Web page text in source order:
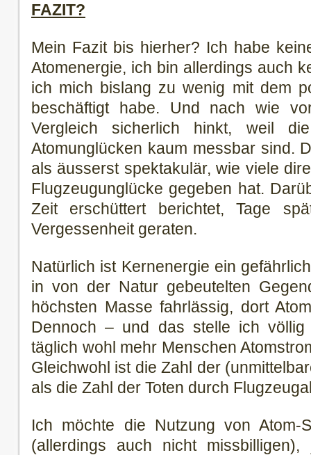
FAZIT?
Mein Fazit bis hierher? Ich habe
Atomenergie, ich bin allerdings auch
ich mich bislang zu wenig mit dem
beschäftigt habe. Und nach wie
Vergleich sicherlich hinkt, weil
Atomunglücken kaum messbar sind.
als äusserst spektakulär, wie viele
Flugzeugunglücke gegeben hat.
Zeit erschüttert berichtet, Tage
Vergessenheit geraten.
Natürlich ist Kernenergie ein
in von der Natur gebeutelten
höchsten Masse fahrlässig, dort
Dennoch – und das stelle ich
täglich wohl mehr Menschen
Gleichwohl ist die Zahl der
als die Zahl der Toten durch
Ich möchte die Nutzung von Atom-
(allerdings auch nicht